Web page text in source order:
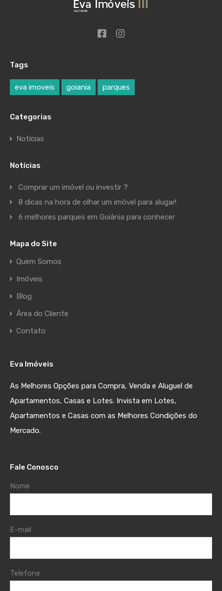
Tags
eva imoveis goiania parques
Categorias
Notícias
Notícias
Comprar um imóvel ou investir ?
8 dicas na hora de olhar um imóvel para alugar!
6 melhores parques em Goiânia para conhecer
Mapa do Site
Quem Somos
Imóveis
Blog
Área do Cliente
Contato
Eva Imóveis
As Melhores Opções para Compra, Venda e Aluguel de
Apartamentos, Casas e Lotes. Invista em Lotes,
Apartamentos e Casas com as Melhores Condições do
Mercado.
Fale Conosco
Nome
E-mail
Telefone